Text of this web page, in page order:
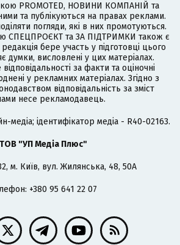
PROMOTED, НОВИНИ КОМПАНІЙ та
та публікуються на правах реклами.
погляди, які в них промотуються.
СПЕЦПРОЄКТ та ЗА ПІДТРИМКИ також є
бере участь у підготовці цього
думки, висловлені у цих матеріалах.
за факти та оціночні
у рекламних матеріалах. Згідно з
відповідальність за зміст
несе рекламодавець.
медіа; ідентифікатор медіа - R40-02163.
ТОВ "УП Медіа Плюс"
м. Київ, вул. Жилянська, 48, 50А
+380 95 641 22 07